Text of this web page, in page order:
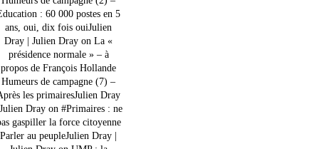
: 60 000 postes en 5
ans, oui, dix fois ouiJulien
Dray | Julien Dray on La «
présidence normale » – à
propos de François Hollande
Humeurs de campagne (7) –
les primairesJulien Dray
Dray on #Primaires : ne
gaspiller la force citoyenne
Parler au peupleJulien Dray |